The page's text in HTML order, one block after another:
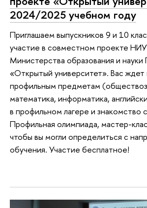
2024/2025 учебном году
Приглашаем выпускников 9 и 10
участие в совместном проекте
Министерства образования и науки
«Открытый университет». Вас ждет
профильным предметам
математика, информатика,
в профильном лагере и знакомство
Профильная олимпиада, мастер-
чтобы вы могли определиться с
обучения. Участие бесплатное!